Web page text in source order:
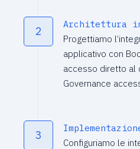
2
Architettura
Progettiamo
applicativo con
accesso diretto al
Governance
3
Configuriamo le